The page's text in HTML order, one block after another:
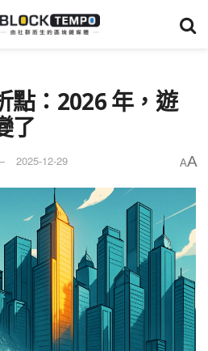
點：2026 年，遊
了
2025-12-29 AA